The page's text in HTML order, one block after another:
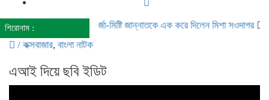
শিরোনাম :
বিপাশা তমা মির্জা-মিষ্টি জান্নাতকে এক করে দিলেন মিশা সওদাগর
/ কক্সবাজার, বাংলা নাটক
এআই দিয়ে ছবি ইডিট